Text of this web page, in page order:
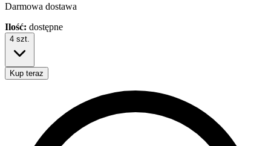
Darmowa dostawa
Ilość: dostępne
4 szt.
Kup teraz